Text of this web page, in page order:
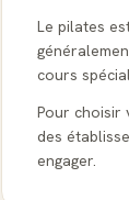
Le pilates
cours
Pour choisir
des
engager.